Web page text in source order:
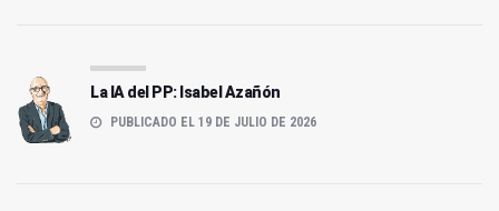
La IA del PP: Isabel Azañón
PUBLICADO EL 19 DE JULIO DE 2026